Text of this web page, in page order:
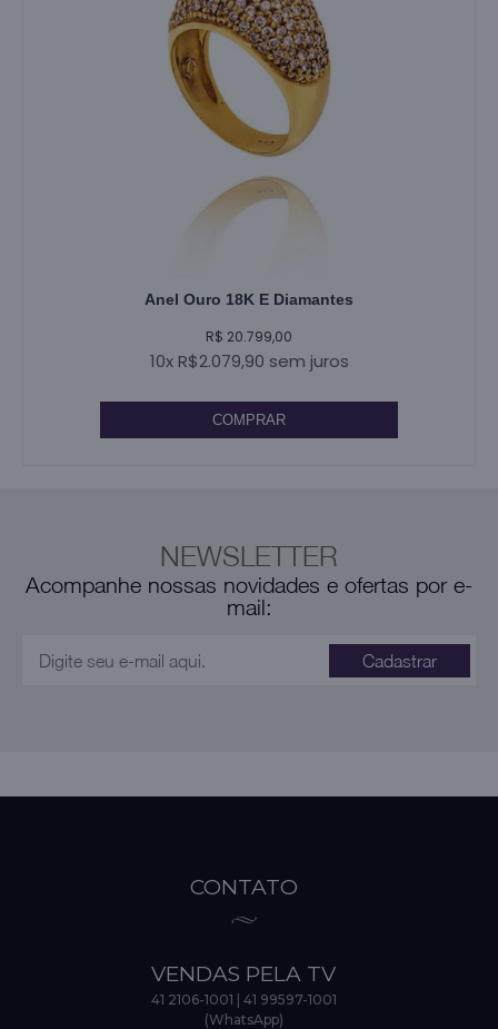
Anel Ouro 18K E Diamantes
R$ 20.799,00
10x R$2.079,90 sem juros
COMPRAR
NEWSLETTER
Acompanhe nossas novidades e ofertas por e-
mail:
Cadastrar
CONTATO
VENDAS PELA TV
41 2106-1001
41 99597-1001
(WhatsApp)